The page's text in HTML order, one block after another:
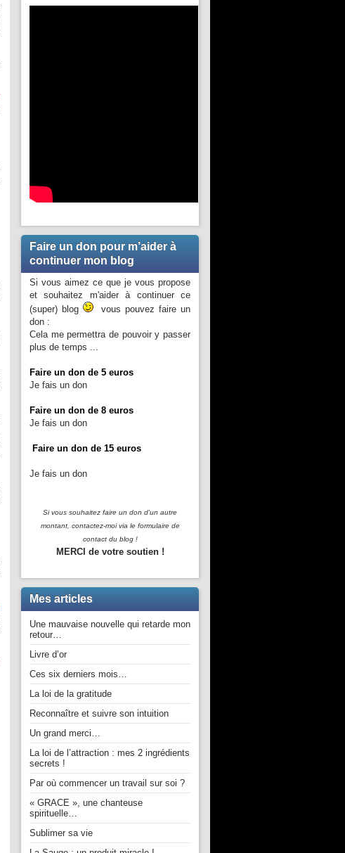
Faire un don pour m’aider à
continuer mon blog
Si vous aimez ce que je vous propose
et souhaitez m'aider à continuer ce
(super) blog
vous pouvez faire un
don :
Cela me permettra de pouvoir y passer
plus de temps ...
Faire un don de 5 euros
Je fais un don
Faire un don de 8 euros
Je fais un don
Faire un don de 15 euros
Je fais un don
Si vous souhaitez faire un don d'un autre
montant, contactez-moivia le formulaire de
contact du blog !
MERCI de votre soutien !
Mes articles
Une mauvaise nouvelle qui retarde mon
retour…
Livre d’or
Ces six derniers mois…
La loi de la gratitude
Reconnaître et suivre son intuition
Un grand merci…
La loi de l’attraction : mes 2 ingrédients
secrets !
Par où commencer un travail sur soi ?
« GRACE », une chanteuse
spirituelle…
Sublimer sa vie